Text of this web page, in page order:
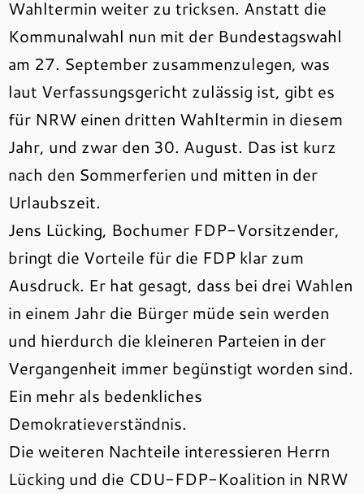
Wahltermin weiter zu tricksen. Anstatt die
Kommunalwahl nun mit der Bundestagswahl
am 27. September zusammenzulegen, was
laut Verfassungsgericht zulässig ist, gibt es
für NRW einen dritten Wahltermin in diesem
Jahr, und zwar den 30. August. Das ist kurz
nach den Sommerferien und mitten in der
Urlaubszeit.
Jens Lücking, Bochumer FDP-Vorsitzender,
bringt die Vorteile für die FDP klar zum
Ausdruck. Er hat gesagt, dass bei drei Wahlen
in einem Jahr die Bürger müde sein werden
und hierdurch die kleineren Parteien in der
Vergangenheit immer begünstigt worden sind.
Ein mehr als bedenkliches
Demokratieverständnis.
Die weiteren Nachteile interessieren Herrn
Lücking und die CDU-FDP-Koalition in NRW